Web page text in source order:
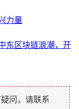
力量
东区块链浪潮，开
问，请联系